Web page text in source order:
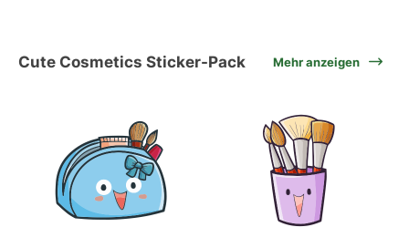
Cute Cosmetics Sticker-Pack Mehr anzeigen